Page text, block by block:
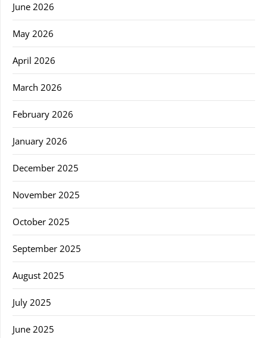
June 2026
May 2026
April 2026
March 2026
February 2026
January 2026
December 2025
November 2025
October 2025
September 2025
August 2025
July 2025
June 2025